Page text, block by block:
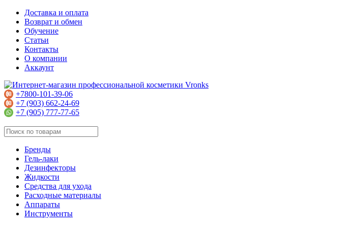
Доставка и оплата
Возврат и обмен
Обучение
Статьи
Контакты
О компании
Аккаунт
+7800-101-39-06
+7 (903) 662-24-69
+7 (905) 777-77-65
Бренды
Гель-лаки
Дезинфекторы
Жидкости
Средства для ухода
Расходные материалы
Аппараты
Инструменты